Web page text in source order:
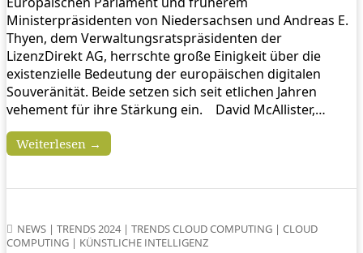
Ministerpräsidenten von Niedersachsen und Andreas E.
Thyen, dem Verwaltungsratspräsidenten der
LizenzDirekt AG, herrschte große Einigkeit über die
existenzielle Bedeutung der europäischen digitalen
Souveränität. Beide setzen sich seit etlichen Jahren
vehement für ihre Stärkung ein. David McAllister,…
Weiterlesen →
NEWS | TRENDS 2024| TRENDS CLOUD COMPUTING | CLOUD
COMPUTING | KÜNSTLICHE INTELLIGENZ